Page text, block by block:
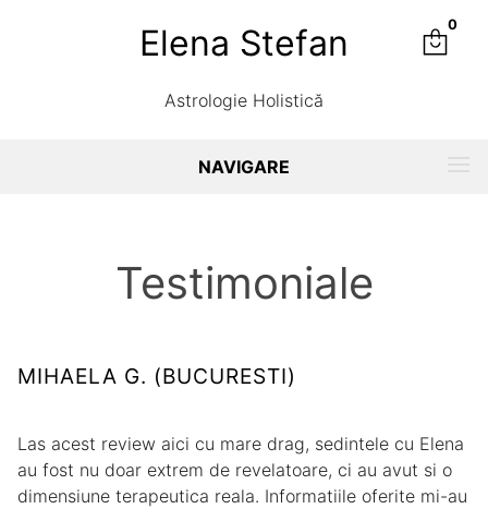
Elena Stefan
Astrologie Holistică
0
NAVIGARE
Testimoniale
MIHAELA G. (BUCURESTI)
Las acest review aici cu mare drag, sedintele cu Elena
au fost nu doar extrem de revelatoare, ci au avut si o
dimensiune terapeutica reala. Informatiile oferite mi-au